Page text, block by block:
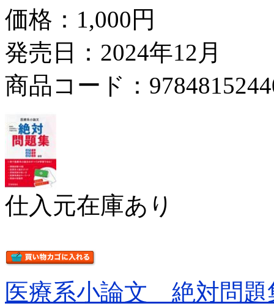
価格： 1,000円
発売日：2024年12月
商品コード：
仕入元在庫あり
医療系小論文 絶対問題